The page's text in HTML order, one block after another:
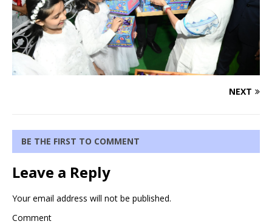
NEXT
BE THE FIRST TO COMMENT
Leave a Reply
Your email address will not be published.
Comment